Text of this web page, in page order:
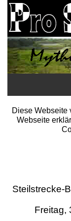
Startseite
Literatur
Termine
Diese Webseite
Webseite
Steilstrecke-
Freitag,